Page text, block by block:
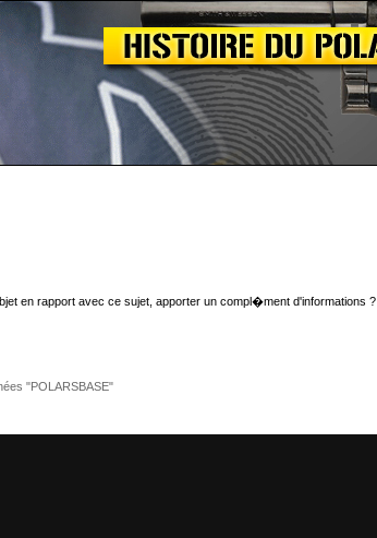
en rapport avec ce sujet, apporter un compl�ment d'informations ?
"POLARSBASE"